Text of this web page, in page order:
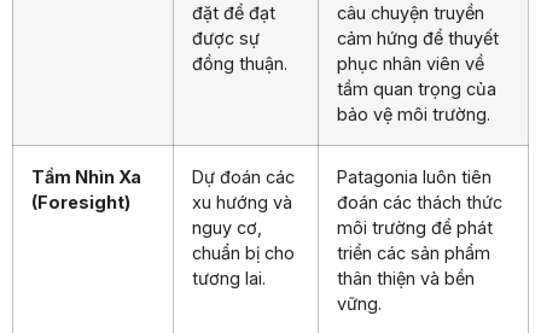
đặt để đạt
được sự
đồng thuận.
câu chuyện truyền
cảm hứng để thuyết
phục nhân viên về
tầm quan trọng của
bảo vệ môi trường.
Tầm Nhìn Xa
(Foresight)
Dự đoán các
xu hướng và
nguy cơ,
chuẩn bị cho
tương lai.
Patagonia luôn tiên
đoán các thách thức
môi trường để phát
triển các sản phẩm
thân thiện và bền
vững.